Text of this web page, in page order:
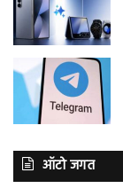
ऑटो जगत